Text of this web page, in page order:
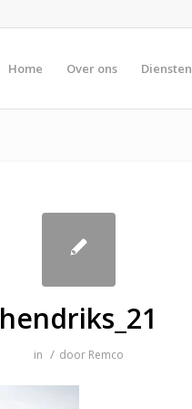
Home Over ons Diensten
hendriks_21
in / door Remco